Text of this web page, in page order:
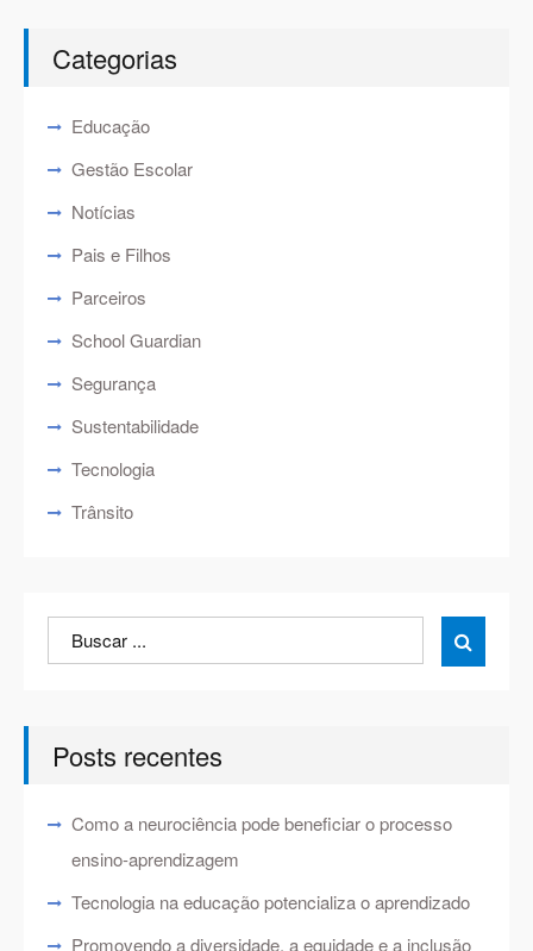
Categorias
Educação
Gestão Escolar
Notícias
Pais e Filhos
Parceiros
School Guardian
Segurança
Sustentabilidade
Tecnologia
Trânsito
Search
for:

Posts recentes
Como a neurociência pode beneficiar o processo
ensino-aprendizagem
Tecnologia na educação potencializa o aprendizado
Promovendo a diversidade, a equidade e a inclusão